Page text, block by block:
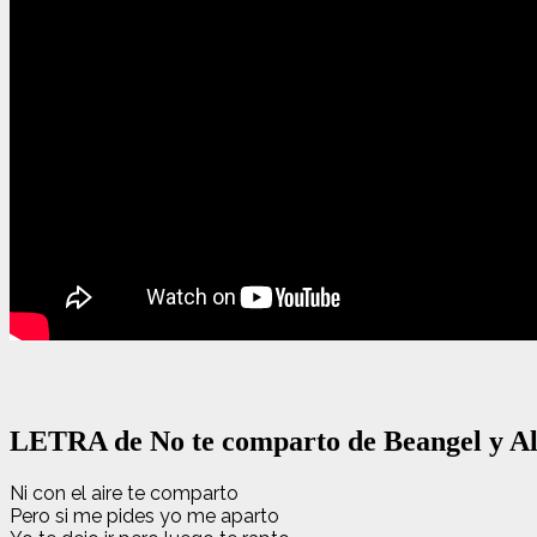
LETRA de No te comparto de Beangel y
Ni con el aire te comparto
Pero si me pides yo me aparto